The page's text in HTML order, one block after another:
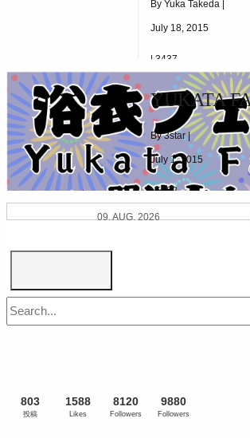
By Yuka Takeda |
July 18, 2015
| 3437
[]祇園祭[]
YUKATA
By 3star |
July 1, 2015
|5182
浴衣フェア7/1(Wed)Start~09. AUG. 2026
803
投稿
1588
Likes
8120
Followers
9880
Followers